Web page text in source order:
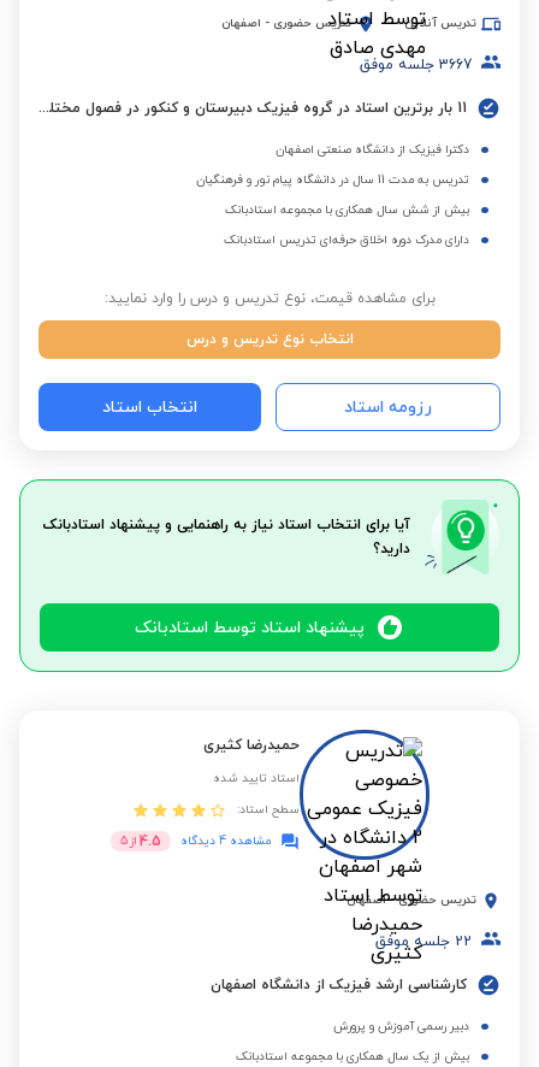
تدریس آنلاین تدریس حضوری - اصفهان
3667 جلسه موفق
11 بار برترین استاد در گروه فیزیک دبیرستان و کنکور در فصول مختلف
دکترا فیزیک از دانشگاه صنعتی اصفهان
تدریس به مدت 11 سال در دانشگاه پیام نور و فرهنگیان
بیش از شش سال همکاری با مجموعه استادبانک
دارای مدرک دوره اخلاق حرفه‌ای تدریس استادبانک
برای مشاهده قیمت، نوع تدریس و درس را وارد نمایید:
انتخاب نوع تدریس و درس
رزومه استاد انتخاب استاد
آیا برای انتخاب استاد نیاز به راهنمایی و پیشنهاد استادبانک
دارید؟
پیشنهاد استاد توسط استادبانک
حمیدرضا کثیری
استاد تایید شده
سطح استاد:
مشاهده 4 دیدگاه
4.5 از 5
تدریس حضوری - اصفهان
22 جلسه موفق
کارشناسی ارشد فیزیک از دانشگاه اصفهان
دبیر رسمی آموزش و پرورش
بیش از یک سال همکاری با مجموعه استادبانک